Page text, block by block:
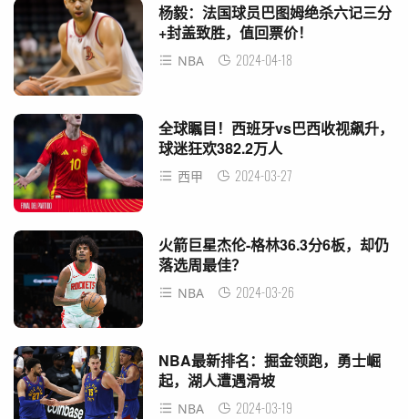
杨毅：法国球员巴图姆绝杀六记三分
+封盖致胜，值回票价！
NBA 2024-04-18
全球瞩目！西班牙vs巴西收视飙升，
球迷狂欢382.2万人
西甲 2024-03-27
火箭巨星杰伦-格林36.3分6板，却仍
落选周最佳？
NBA 2024-03-26
NBA最新排名：掘金领跑，勇士崛
起，湖人遭遇滑坡
NBA 2024-03-19